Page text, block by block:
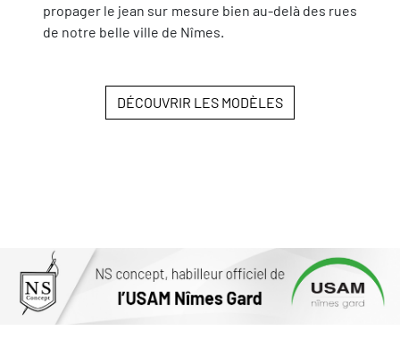
propager le jean sur mesure bien au-delà des rues
de notre belle ville de Nîmes.
DÉCOUVRIR LES MODÈLES